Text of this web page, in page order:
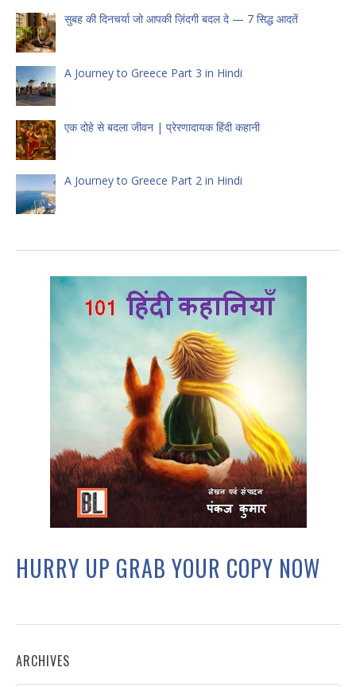
सुबह की दिनचर्या जो आपकी ज़िंदगी बदल दे — 7 सिद्ध आदतें
A Journey to Greece Part 3 in Hindi
एक दोहे से बदला जीवन | प्रेरणादायक हिंदी कहानी
A Journey to Greece Part 2 in Hindi
HURRY UP GRAB YOUR COPY NOW
ARCHIVES